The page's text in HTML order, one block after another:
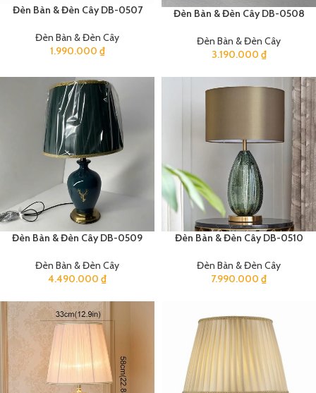
Đèn Bàn & Đèn Cây DB-0507
Đèn Bàn & Đèn Cây
1.990.000 ₫
Đèn Bàn & Đèn Cây DB-0508
Đèn Bàn & Đèn Cây
3.190.000 ₫
Đèn Bàn & Đèn Cây DB-0509
Đèn Bàn & Đèn Cây
4.490.000 ₫
Đèn Bàn & Đèn Cây DB-0510
Đèn Bàn & Đèn Cây
7.990.000 ₫